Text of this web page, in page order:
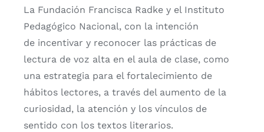
La Fundación Francisca Radke y el Instituto
Pedagógico Nacional, con la intención
de incentivar y reconocer las prácticas de
lectura de voz alta en el aula de clase, como
una estrategia para el fortalecimiento de
hábitos lectores, a través del aumento de la
curiosidad, la atención y los vínculos de
sentido con los textos literarios.